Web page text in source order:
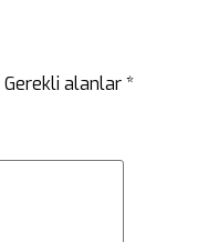
Gerekli alanlar*